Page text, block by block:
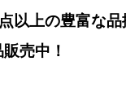
以上の豊富な
売中！